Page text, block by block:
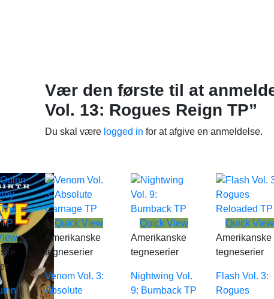
Vær den første til at
Vol. 13: Rogues Reign TP”
Du skal være logged in for at afgive en anmeldelse.
Quick View
Amerikanske
tegneserier
Venom Vol. 3:
Absolute
Quick View
Amerikanske
tegneserier
Nightwing Vol.
9: Burnback TP
Quick View
Amerikanske
tegneserier
Flash Vol. 3:
Rogues